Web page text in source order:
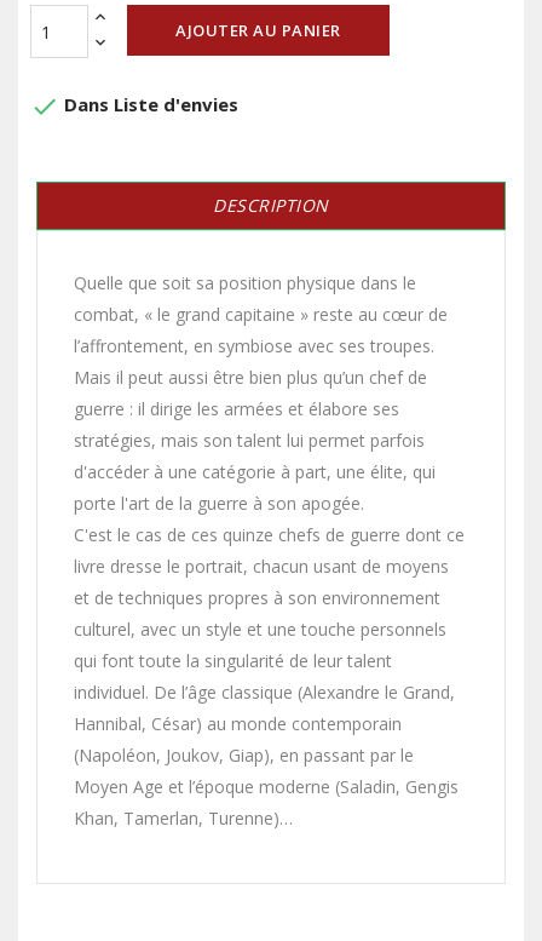
AJOUTER AU PANIER
done Dans Liste d'envies
DESCRIPTION
Quelle que soit sa position physique dans le
combat, « le grand capitaine » reste au cœur de
l’affrontement, en symbiose avec ses troupes.
Mais il peut aussi être bien plus qu’un chef de
guerre : il dirige les armées et élabore ses
stratégies, mais son talent lui permet parfois
d'accéder à une catégorie à part, une élite, qui
porte l'art de la guerre à son apogée.
C'est le cas de ces quinze chefs de guerre dont ce
livre dresse le portrait, chacun usant de moyens
et de techniques propres à son environnement
culturel, avec un style et une touche personnels
qui font toute la singularité de leur talent
individuel. De l’âge classique (Alexandre le Grand,
Hannibal, César) au monde contemporain
(Napoléon, Joukov, Giap), en passant par le
Moyen Age et l’époque moderne (Saladin, Gengis
Khan, Tamerlan, Turenne)…